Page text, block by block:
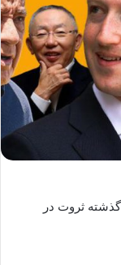
ثروت در